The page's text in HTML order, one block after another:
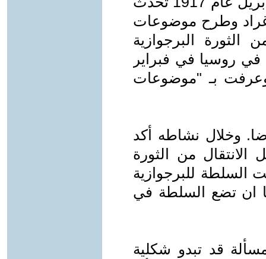
وطرح موضوعات
البرجوازية
في روسيا في فبراير
وعرفت بـ "موضوعات
وخلال نشاطه أكد
من الثورة
السلطة للبرجوازية
ان تضع السلطة في
قد تبدو شكلية